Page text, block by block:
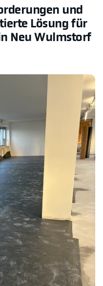
und
Lösung für
Neu Wulmstorf